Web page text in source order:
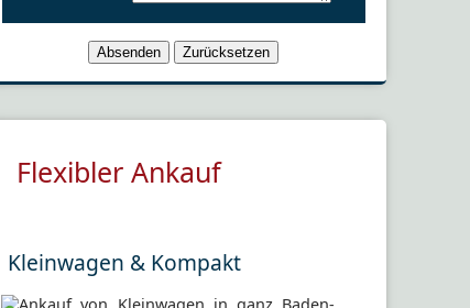
Flexibler Ankauf
Kleinwagen & Kompakt